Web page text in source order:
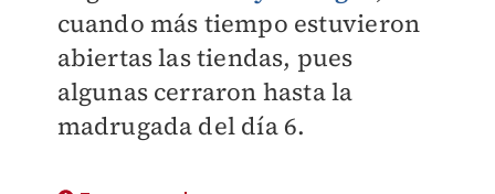
cuando más tiempo estuvieron
abiertas las tiendas, pues
algunas cerraron hasta la
madrugada del día 6.